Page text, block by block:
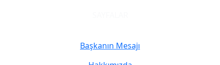
Başkanın Mesajı